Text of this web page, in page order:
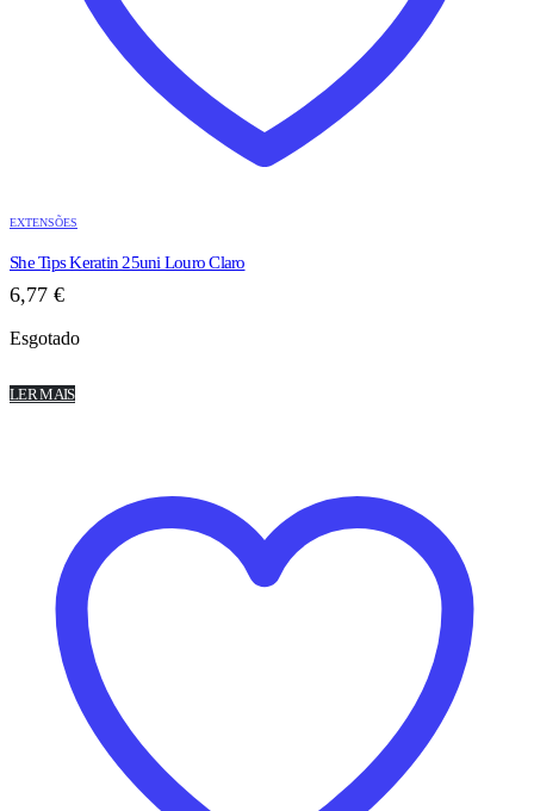
EXTENSÕES
She Tips Keratin 25uni Louro Claro
6,77 €
Esgotado
LER MAIS